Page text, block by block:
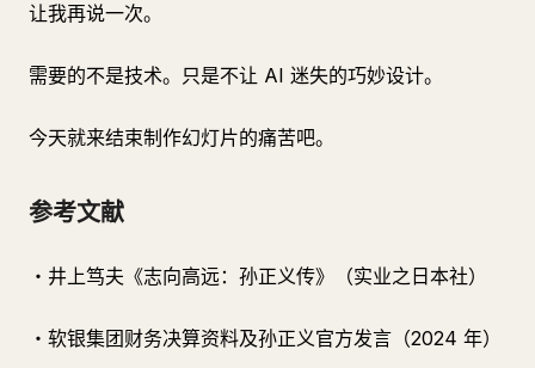
让我再说一次。
需要的不是技术。只是不让 AI 迷失的巧妙设计。
今天就来结束制作幻灯片的痛苦吧。
参考文献
・井上笃夫《志向高远：孙正义传》（实业之日本社）
・软银集团财务决算资料及孙正义官方发言（2024 年）